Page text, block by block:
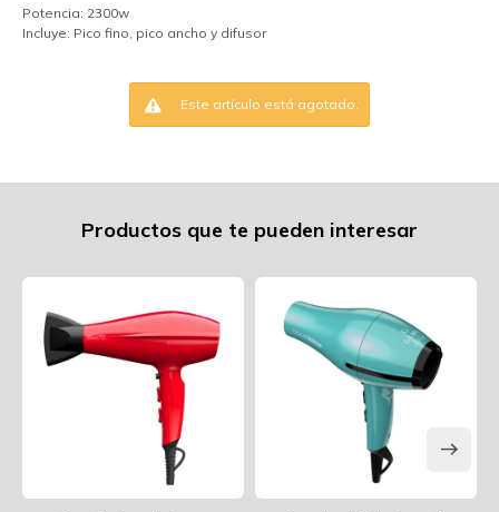
Potencia: 2300w
Incluye: Pico fino, pico ancho y difusor
Este artículo está agotado.
Productos que te pueden interesar